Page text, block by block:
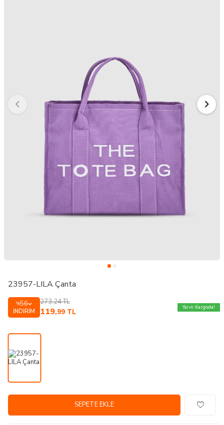
23957-LILA Çanta
%56
İNDIRIM
273,24TL
119,99 TL
Yarın Kargoda!
SEPETE EKLE